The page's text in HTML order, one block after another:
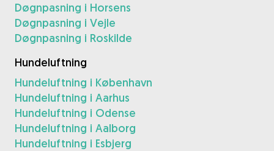
Døgnpasning i Horsens
Døgnpasning i Vejle
Døgnpasning i Roskilde
Hundeluftning
Hundeluftning i København
Hundeluftning i Aarhus
Hundeluftning i Odense
Hundeluftning i Aalborg
Hundeluftning i Esbjerg